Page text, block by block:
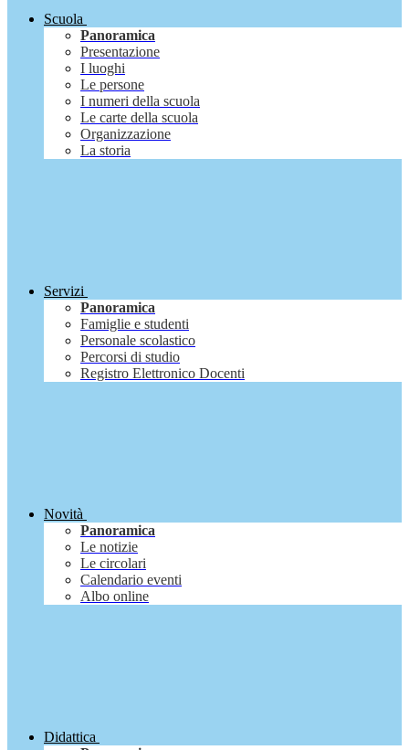
Scuola
Panoramica
Presentazione
I luoghi
Le persone
I numeri della scuola
Le carte della scuola
Organizzazione
La storia
Servizi
Panoramica
Famiglie e studenti
Personale scolastico
Percorsi di studio
Registro Elettronico Docenti
Novità
Panoramica
Le notizie
Le circolari
Calendario eventi
Albo online
Didattica